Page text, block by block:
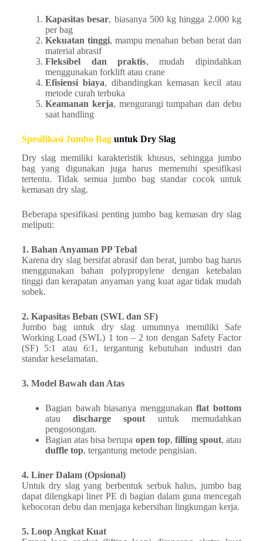
Kapasitas besar, biasanya 500 kg hingga 2.000 kg
per bag
Kekuatan tinggi, mampu menahan beban berat dan
material abrasif
Fleksibel dan praktis, mudah dipindahkan
menggunakan forklift atau crane
Efisiensi biaya, dibandingkan kemasan kecil atau
metode curah terbuka
Keamanan kerja, mengurangi tumpahan dan debu
saat handling
Spesifikasi Jumbo Baguntuk Dry Slag
Dry slag memiliki karakteristik khusus, sehingga jumbo
bag yang digunakan juga harus memenuhi spesifikasi
tertentu. Tidak semua jumbo bag standar cocok untuk
kemasan dry slag.
Beberapa spesifikasi penting jumbo bag kemasan dry slag
meliputi:
1. Bahan Anyaman PP Tebal
Karena dry slag bersifat abrasif dan berat, jumbo bag harus
menggunakan bahan polypropylene dengan ketebalan
tinggi dan kerapatan anyaman yang kuat agar tidak mudah
sobek.
2. Kapasitas Beban (SWL dan SF)
Jumbo bag untuk dry slag umumnya memiliki Safe
Working Load (SWL) 1 ton – 2 ton dengan Safety Factor
(SF) 5:1 atau 6:1, tergantung kebutuhan industri dan
standar keselamatan.
3. Model Bawah dan Atas
Bagian bawah biasanya menggunakanflat bottom
ataudischarge spoutuntuk memudahkan
pengosongan.
Bagian atas bisa berupa open top, filling spout, atau
duffle top, tergantung metode pengisian.
4. Liner Dalam (Opsional)
Untuk dry slag yang berbentuk serbuk halus, jumbo bag
dapat dilengkapi liner PE di bagian dalam guna mencegah
kebocoran debu dan menjaga kebersihan lingkungan kerja.
5. Loop Angkat Kuat